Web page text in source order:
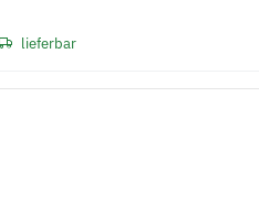
lieferbar